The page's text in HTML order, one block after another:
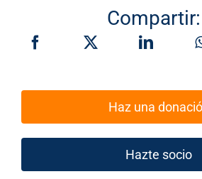
Compartir:
Haz una
Hazte socio